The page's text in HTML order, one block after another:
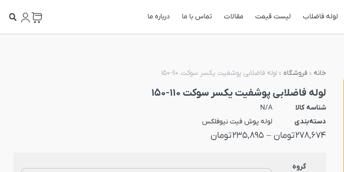
لوله فاضلاب لیست قیمت مقالات تماس با ما درباره ما
خانه » فروشگاه » لوله فاضلابی پوشفیت یکسر سوکت 110-150
لوله فاضلابی پوشفیت یکسر سوکت 110-150
شناسه کالا
N/A
دسته‌بندی
لوله پوش فیت نیوفلکس
278,674تومان –
235,895تومان
گروه